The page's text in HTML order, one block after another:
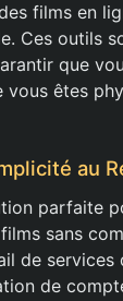
films en
Ces outils
que
vous êtes
au
parfaite
sans
de services
de